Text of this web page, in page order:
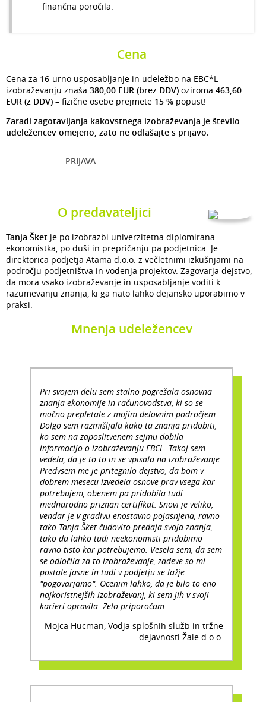
finančna poročila.
Cena
Cena za 16-urno usposabljanje in udeležbo na EBC*L
izobraževanju znaša 380,00 EUR (brez DDV) oziroma 463,60
EUR (z DDV) – fizične osebe prejmete 15 % popust!
Zaradi zagotavljanja kakovstnega izobraževanja je število
udeležencev omejeno, zato ne odlašajte s prijavo.
PRIJAVA
O predavateljici
Tanja Šket je po izobrazbi univerzitetna diplomirana
ekonomistka, po duši in prepričanju pa podjetnica. Je
direktorica podjetja Atama d.o.o. z večletnimi izkušnjami na
področju podjetništva in vodenja projektov. Zagovarja dejstvo,
da mora vsako izobraževanje in usposabljanje voditi k
razumevanju znanja, ki ga nato lahko dejansko uporabimo v
praksi.
Mnenja udeležencev
Pri svojem delu sem stalno pogrešala osnovna
znanja ekonomije in računovodstva, ki so se
močno prepletale z mojim delovnim področjem.
Dolgo sem razmišljala kako ta znanja pridobiti,
ko sem na zaposlitvenem sejmu dobila
informacijo o izobraževanju EBCL. Takoj sem
vedela, da je to to in se vpisala na izobraževanje.
Predvsem me je pritegnilo dejstvo, da bom v
dobrem mesecu izvedela osnove prav vsega kar
potrebujem, obenem pa pridobila tudi
mednarodno priznan certifikat. Snovi je veliko,
vendar je v gradivu enostavno pojasnjena, ravno
tako Tanja Šket čudovito predaja svoja znanja,
tako da lahko tudi neekonomisti pridobimo
ravno tisto kar potrebujemo. Vesela sem, da sem
se odločila za to izobraževanje, zadeve so mi
postale jasne in tudi v podjetju se lažje
"pogovarjamo". Ocenim lahko, da je bilo to eno
najkoristnejših izobraževanj, ki sem jih v svoji
karieri opravila. Zelo priporočam.
Mojca Hucman, Vodja splošnih služb in tržne
dejavnosti Žale d.o.o.